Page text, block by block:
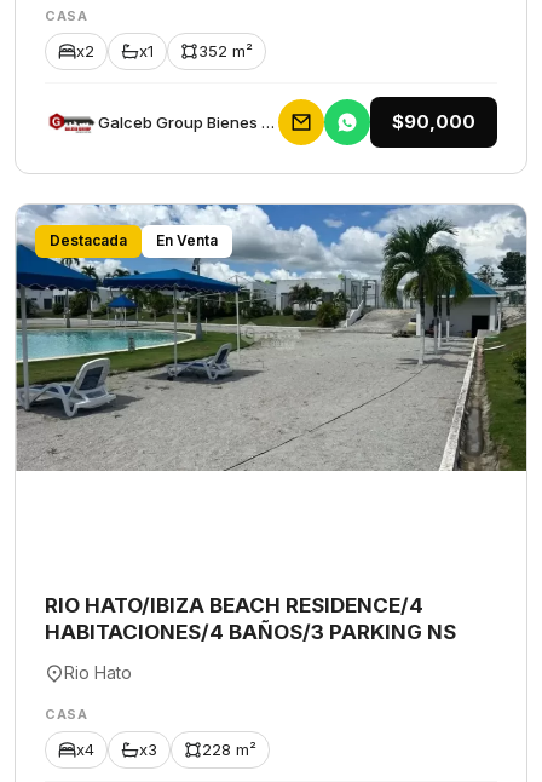
CASA
x2 x1 352 m²
Galceb Group Bienes Raices $90,000
Destacada En Venta
RIO HATO/IBIZA BEACH RESIDENCE/4
HABITACIONES/4 BAÑOS/3 PARKING NS
Rio Hato
CASA
x4 x3 228 m²